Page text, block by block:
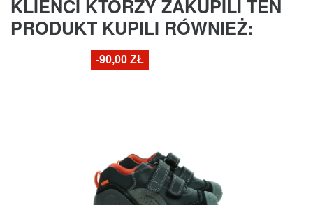
KLIENCI KTÓRZY ZAKUPILI TEN
PRODUKT KUPILI RÓWNIEŻ:
-90,00 ZŁ